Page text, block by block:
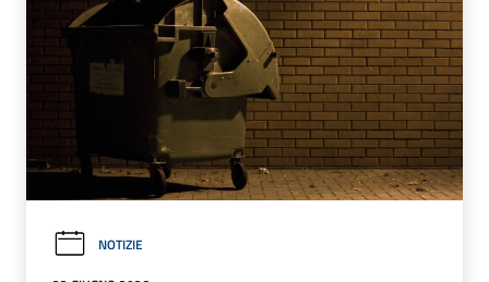
NOTIZIE